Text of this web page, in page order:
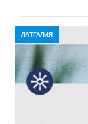
ЛАТГАЛИЯ